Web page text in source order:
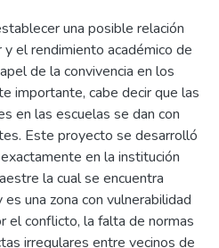
una posible relación
el rendimiento académico de
de la convivencia en los
importante, cabe decir que las
en las escuelas se dan con
Este proyecto se desarrolló
en la institución
la cual se encuentra
una zona con vulnerabilidad
el conflicto, la falta de normas
irregulares entre vecinos de